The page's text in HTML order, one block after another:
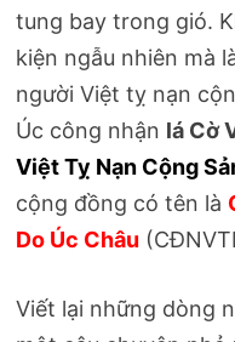
tung bay trong gió.
kiện ngẫu nhiên mà
người Việt tỵ nạn
Úc công nhận lá Cờ
Việt Tỵ Nạn Cộng
cộng đồng có tên là
Do Úc Châu
Viết lại những dòng